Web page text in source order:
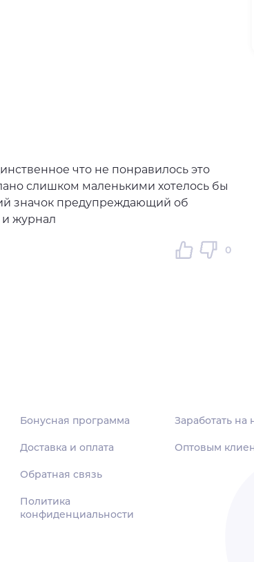
что не понравилось это
слишком маленькими хотелось бы
значок предупреждающий об
и журнал
0
Бонусная программа
Доставка и оплата
Обратная связь
Политика
конфиденциальности
Заработать на
Оптовым